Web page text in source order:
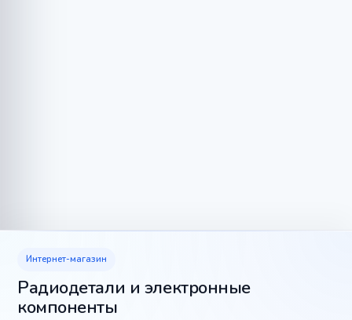
Интернет-магазин
Радиодетали и электронные
компоненты